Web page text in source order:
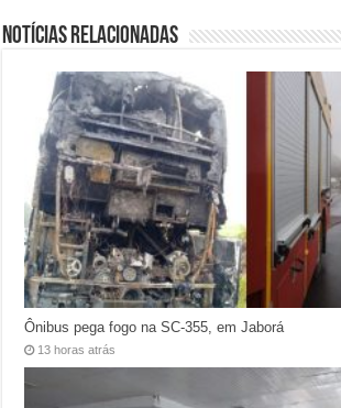
Notícias relacionadas
Ônibus pega fogo na SC-355, em Jaborá
13 horas atrás